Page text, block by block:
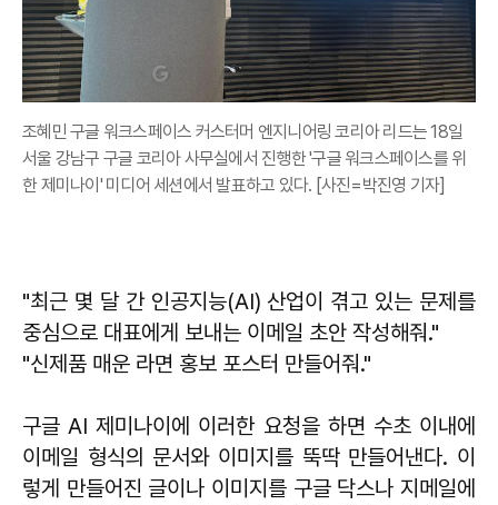
조혜민 구글 워크스페이스 커스터머 엔지니어링 코리아 리드는 18일
서울 강남구 구글 코리아 사무실에서 진행한 '구글 워크스페이스를 위
한 제미나이' 미디어 세션에서 발표하고 있다. [사진=박진영 기자]
"최근 몇 달 간 인공지능(AI) 산업이 겪고 있는 문제를
중심으로 대표에게 보내는 이메일 초안 작성해줘."
"신제품 매운 라면 홍보 포스터 만들어줘."
구글 AI 제미나이에 이러한 요청을 하면 수초 이내에
이메일 형식의 문서와 이미지를 뚝딱 만들어낸다. 이
렇게 만들어진 글이나 이미지를 구글 닥스나 지메일에